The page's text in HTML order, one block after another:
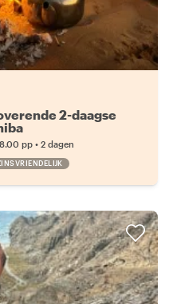
2-daagse
pp • 2 dagen